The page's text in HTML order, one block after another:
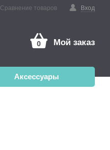
Вход
Сравнение товаров
0 Мой заказ
Аксессуары